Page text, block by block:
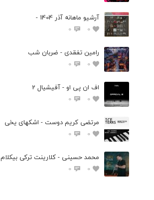
آرشیو ماهانه آذر 1404 -
0
0
رامین تفقدی - ضربان شب
0
0
اف ان پی او - آفیشیال 2
0
0
مرتضی کریم دوست - اشکهای یخی
0
0
محمد حسینی - کلارینت ترکی بیکلام
0
0